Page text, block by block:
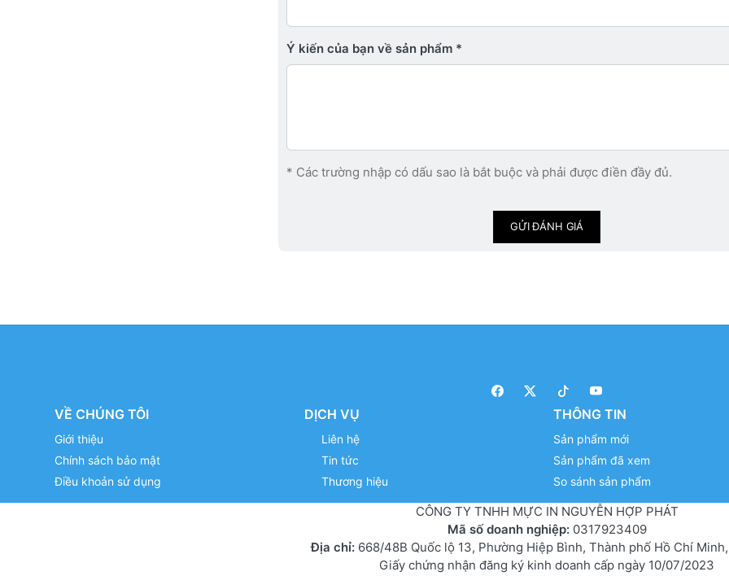
Ý kiến ​​của bạn về sản phẩm
* Các trường nhập có dấu sao là bắt buộc và phải được điền đầy đủ.
GỬI ĐÁNH GIÁ
VỀ CHÚNG TÔI
Giới thiệu
Chính sách bảo mật
Điều khoản sử dụng
DỊCH VỤ
Liên hệ
Tin tức
Thương hiệu
THÔNG TIN
Sản phẩm mới
Sản phẩm đã xem
So sánh sản phẩm
CÔNG TY TNHH MỰC IN NGUYỄN HỢP PHÁT
Mã số doanh nghiệp: 0317923409
Địa chỉ:668/48B Quốc lộ 13, Phường Hiệp Bình, Thành phố Hồ Chí
Giấy chứng nhận đăng ký kinh doanh cấp ngày 10/07/2023